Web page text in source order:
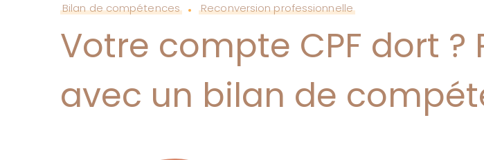
Bilan de compétences Reconversion professionnelle
Votre compte CPF dort ?
avec un bilan de